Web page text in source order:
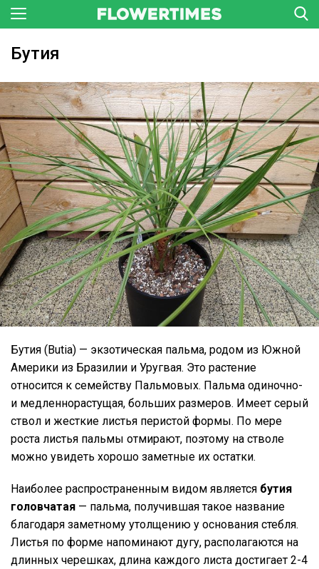
Бутия
Бутия (Butia) — экзотическая пальма, родом из Южной
Америки из Бразилии и Уругвая. Это растение
относится к семейству Пальмовых. Пальма одиночно-
и медленнорастущая, больших размеров. Имеет серый
ствол и жесткие листья перистой формы. По мере
роста листья пальмы отмирают, поэтому на стволе
можно увидеть хорошо заметные их остатки.
Наиболее распространенным видом является бутия
головчатая — пальма, получившая такое название
благодаря заметному утолщению у основания стебля.
Листья по форме напоминают дугу, располагаются на
длинных черешках, длина каждого листа достигает 2-4